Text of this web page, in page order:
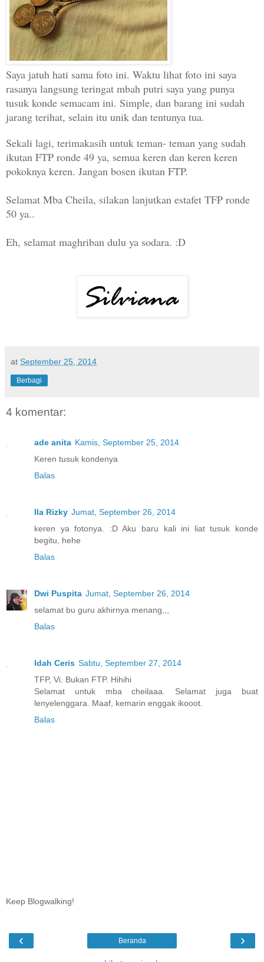
Saya jatuh hati sama foto ini. Waktu lihat foto ini saya
rasanya langsung teringat mbah putri saya yang punya
tusuk konde semacam ini. Simple, dan barang ini sudah
jarang terihat, selain itu unik dan tentunya tua.
Sekali lagi, terimakasih untuk teman- teman yang sudah
ikutan FTP ronde 49 ya, semua keren dan keren keren
pokoknya keren. Jangan bosen ikutan FTP.
Selamat Mba Cheila, silakan lanjutkan estafet TFP ronde
50 ya..
Eh, selamat maghriban dulu ya sodara. :D
at September 25, 2014
Berbagi
4 komentar:
ade anita Kamis, September 25, 2014
Keren tusuk kondenya
Balas
Ila Rizky Jumat, September 26, 2014
keren ya fotonya. :D Aku baru kali ini liat tusuk konde
begitu, hehe
Balas
Dwi Puspita Jumat, September 26, 2014
selamat bu guru akhirnya menang,,,
Balas
Idah Ceris Sabtu, September 27, 2014
TFP, Vi. Bukan FTP. Hihihi
Selamat untuk mba cheilaaa. Selamat juga buat
lenyelenggara. Maaf, kemarin enggak ikooot.
Balas
Keep Blogwalking!
‹ ›
Beranda